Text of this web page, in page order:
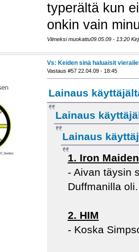
typerältä kun
onkin vain
Viimeksi muokattu09.05.09 - 13:20
Vs: Keiden sinä haluaisit
Vastaus #57 22.04.09 - 18:45
Lainaus
Lainaus
Lainaus
1. Iron Maiden
- Aivan täysin
Duffmanilla oli.
2. HIM
- Koska